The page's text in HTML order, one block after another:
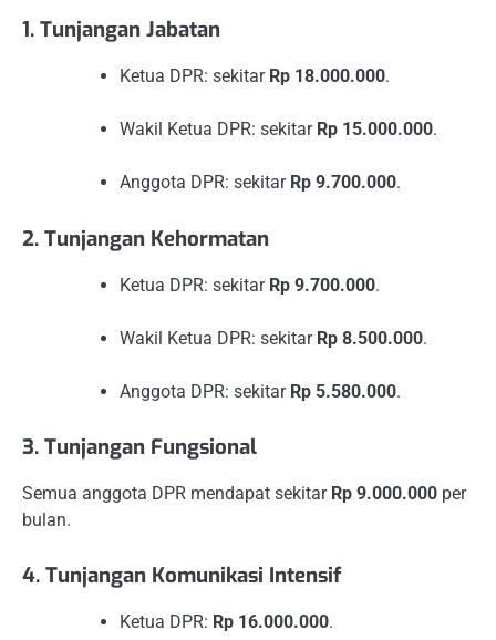
1. Tunjangan Jabatan
Ketua DPR: sekitar Rp 18.000.000.
Wakil Ketua DPR: sekitar Rp 15.000.000.
Anggota DPR: sekitar Rp 9.700.000.
2. Tunjangan Kehormatan
Ketua DPR: sekitar Rp 9.700.000.
Wakil Ketua DPR: sekitar Rp 8.500.000.
Anggota DPR: sekitar Rp 5.580.000.
3. Tunjangan Fungsional
Semua anggota DPR mendapat sekitar Rp 9.000.000 per
bulan.
4. Tunjangan Komunikasi Intensif
Ketua DPR: Rp 16.000.000.